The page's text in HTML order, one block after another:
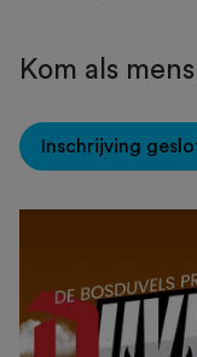
Kom als
Inschrijving